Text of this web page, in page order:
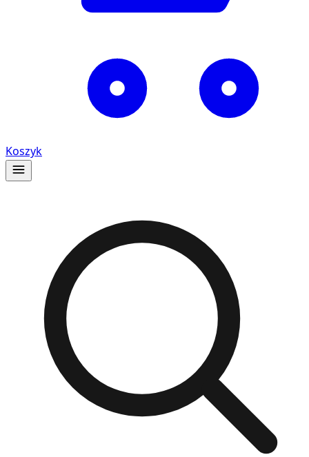
Koszyk